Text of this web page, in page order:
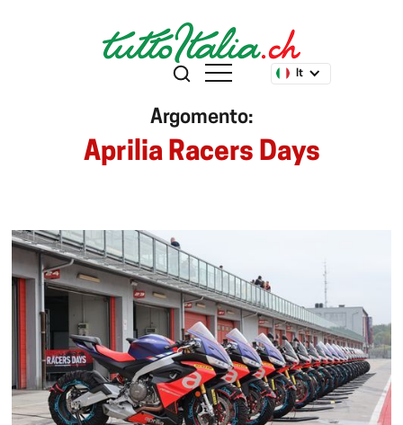
It
Argomento:
Aprilia Racers Days